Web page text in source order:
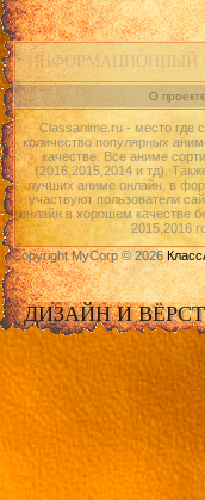
ИНФОРМАЦИОННЫЙ
О проекте
Classanime.ru - место где
количество популярных
качестве. Все аниме
(2016,2015,2014 и тд).
лучших аниме онлайн, в
участвуют пользователи
онлайн в хорошем качестве
2015,2016
Copyright MyCorp © 2026
ДИЗАЙН И